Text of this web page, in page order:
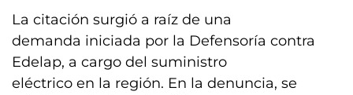
La citación surgió a raíz de una
demanda iniciada por la Defensoría contra
Edelap, a cargo del suministro
eléctrico en la región. En la denuncia, se